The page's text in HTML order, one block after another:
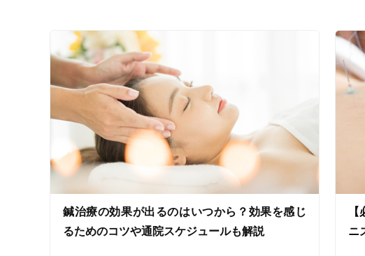
設備の特徴
キッズスペースあり
女性向けの特徴
女性スタッフ在籍
接客・サービスの特徴
コロナ対応 オン
鍼治療の効果が出るのはいつから？効果を感じ
るためのコツや通院スケジュールも解説
ニ